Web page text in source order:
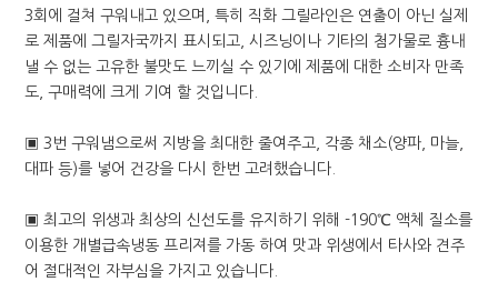
3회에 걸쳐 구워내고 있으며, 특히 직화 그릴라인은 연출이 아닌 실제
로 제품에 그릴자국까지 표시되고, 시즈닝이나 기타의 첨가물로 흉내
낼 수 없는 고유한 불맛도 느끼실 수 있기에 제품에 대한 소비자 만족
도, 구매력에 크게 기여 할 것입니다.
▣ 3번 구워냄으로써 지방을 최대한 줄여주고, 각종 채소(양파, 마늘,
대파 등)를 넣어 건강을 다시 한번 고려했습니다.
▣ 최고의 위생과 최상의 신선도를 유지하기 위해 -190℃ 액체 질소를
이용한 개별급속냉동 프리져를 가동 하여 맛과 위생에서 타사와 견주
어 절대적인 자부심을 가지고 있습니다.